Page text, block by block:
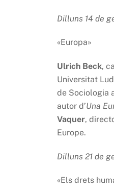
Dilluns 14 de
«Europa»
Ulrich Beck,
Universitat
de Sociologia
autor d’Una
Vaquer,
Europe.
Dilluns 21 de
«Els drets